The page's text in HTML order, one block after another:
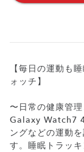
【毎日の運動も
ォッチ】
〜日常の健康管
Galaxy Watch7
ングなどの運動
す。睡眠トラッ